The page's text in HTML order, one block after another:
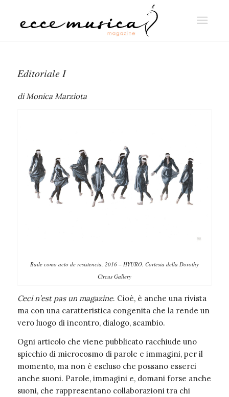
Editoriale I
di Monica Marziota
Baile como acto de resistencia, 2016 – HYURO. Cortesia della Dorothy
Circus Gallery
Ceci n’est pas un magazine. Cioè, è anche una rivista
ma con una caratteristica congenita che la rende un
vero luogo di incontro, dialogo, scambio.
Ogni articolo che viene pubblicato racchiude uno
spicchio di microcosmo di parole e immagini, per il
momento, ma non è escluso che possano esserci
anche suoni. Parole, immagini e, domani forse anche
suoni, che rappresentano collaborazioni tra chi